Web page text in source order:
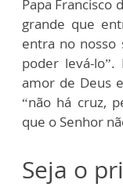
Papa Francisco
grande que
entra no nosso
poder levá-
amor de Deus
“não há cruz,
que o Senhor
Seja o